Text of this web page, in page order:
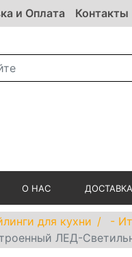
и Оплата Контакты
О НАС
для кухни
-
ЛЕД-